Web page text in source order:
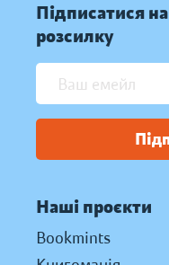
Підписатися
розсилку
Наші проєкти
Bookmints